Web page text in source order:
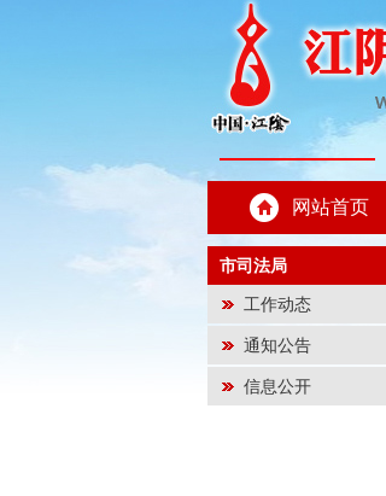
网站首页
市司法局
工作动态
通知公告
信息公开